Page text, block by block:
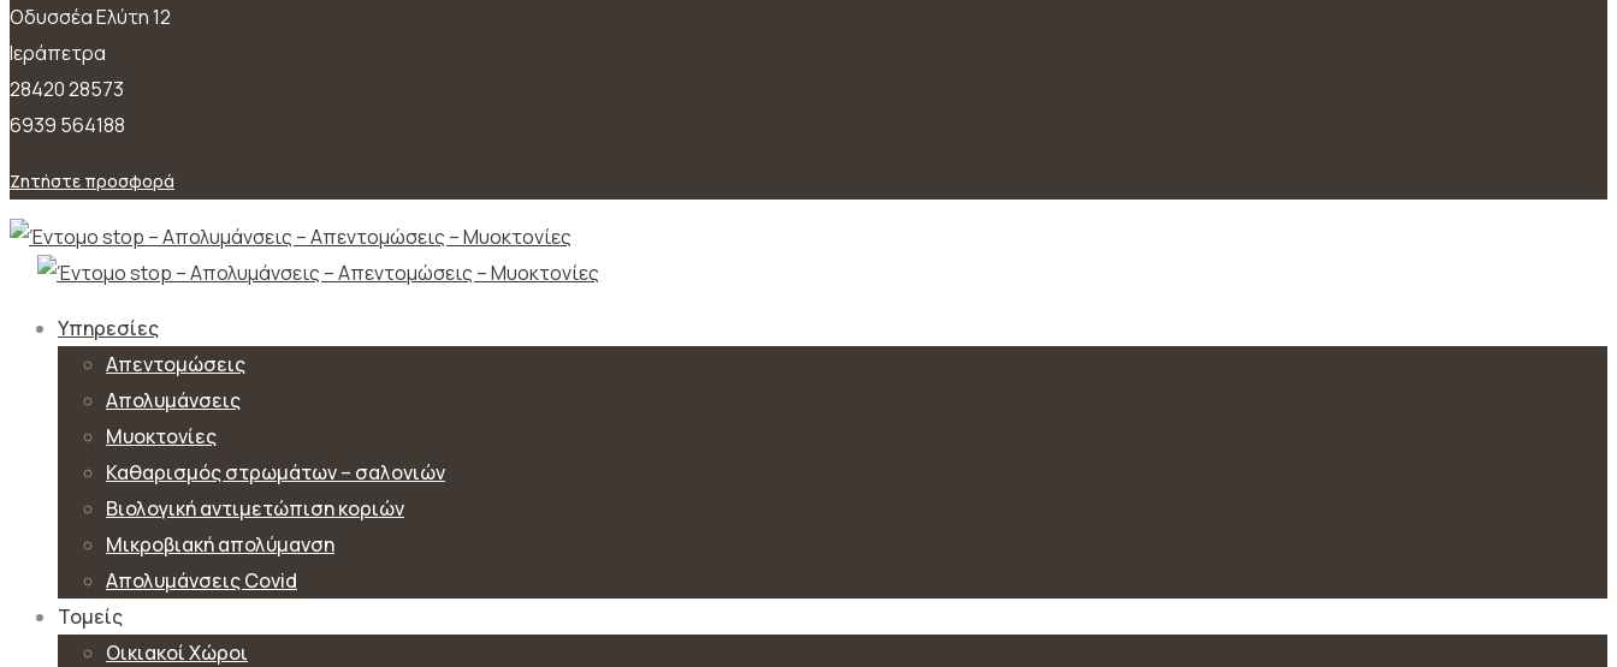
Oδυσσέα Ελύτη 12
Ιεράπετρα
28420 28573
6939 564188
Ζητήστε προσφορά
Υπηρεσίες
Απεντομώσεις
Απολυμάνσεις
Μυοκτονίες
Καθαρισμός στρωμάτων – σαλονιών
Βιολογική αντιμετώπιση κοριών
Μικροβιακή απολύμανση
Απολυμάνσεις Covid
Τομείς
Οικιακοί Χώροι